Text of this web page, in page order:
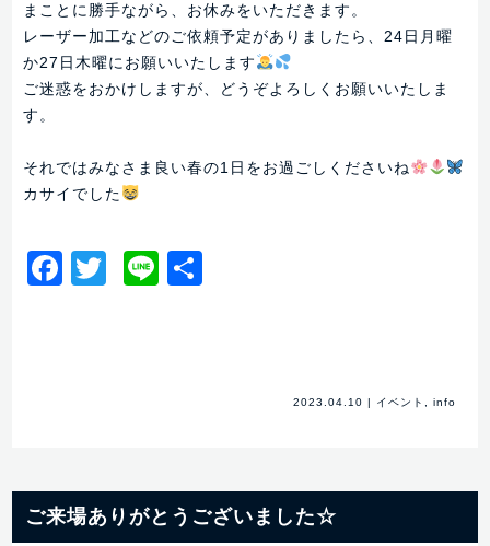
まことに勝手ながら、お休みをいただきます。
レーザー加工などのご依頼予定がありましたら、24日月曜
か27日木曜にお願いいたします
ご迷惑をおかけしますが、どうぞよろしくお願いいたしま
す。
それではみなさま良い春の1日をお過ごしくださいね
カサイでした
Facebook
Twitter
Line
2023.04.10 | イベント , info
ご来場ありがとうございました☆